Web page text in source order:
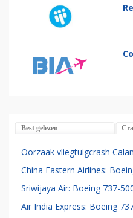
Best gelezen
Oorzaak vliegtuigcrash
China Eastern Airlines:
Sriwijaya Air: Boeing 737-
Air India Express: Boeing